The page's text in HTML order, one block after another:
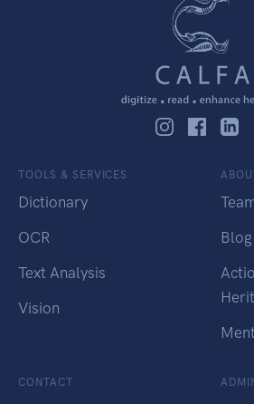
TOOLS & SERVICES
Dictionary
OCR
Text Analysis
Vision
CONTACT